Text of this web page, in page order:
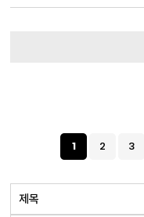
1 2 3